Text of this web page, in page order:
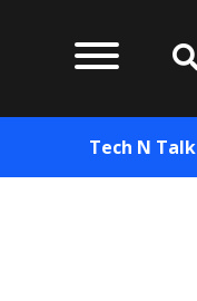
Tech N Talk